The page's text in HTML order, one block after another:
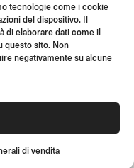
tecnologie come i cookie
del dispositivo. Il
di elaborare dati come il
questo sito. Non
negativamente su alcune
di vendita
contenuti esclusivi e